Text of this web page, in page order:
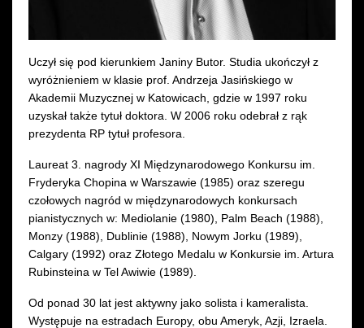
Uczył się pod kierunkiem Janiny Butor. Studia ukończył z
wyróżnieniem w klasie prof. Andrzeja Jasińskiego w
Akademii Muzycznej w Katowicach, gdzie w 1997 roku
uzyskał także tytuł doktora. W 2006 roku odebrał z rąk
prezydenta RP tytuł profesora.
Laureat 3. nagrody XI Międzynarodowego Konkursu im.
Fryderyka Chopina w Warszawie (1985) oraz szeregu
czołowych nagród w międzynarodowych konkursach
pianistycznych w: Mediolanie (1980), Palm Beach (1988),
Monzy (1988), Dublinie (1988), Nowym Jorku (1989),
Calgary (1992) oraz Złotego Medalu w Konkursie im. Artura
Rubinsteina w Tel Awiwie (1989).
Od ponad 30 lat jest aktywny jako solista i kameralista.
Występuje na estradach Europy, obu Ameryk, Azji, Izraela.